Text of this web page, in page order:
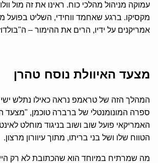
עמוקה מניהול מהלכי כוח. ראינו את זה מול
מקסיקו. ברגע שאחמד ווחידי, השליט בפועל
אמריקנים על ידיו, הרים את ההימור –
מצעד האיוולת נוסח טהרן
המהלך הזה של טראמפ נראה כאילו נתלש
ספרה המונומנטלי של ברברה טוכמן, "מצעד
האמריקאי פועל שוב ושוב בניגוד מוחלט
הטווח שלו ושל בני בריתו, מתוך עיוורון מרצון.
מה שמרתיח במיוחד הוא שהכתובת לא רק